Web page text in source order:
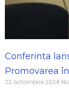
Conferinta
Promovarea
22 octombrie 2024